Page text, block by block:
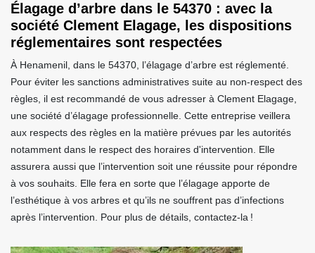
Élagage d’arbre dans le 54370 : avec la
société Clement Elagage, les dispositions
réglementaires sont respectées
À Henamenil, dans le 54370, l’élagage d’arbre est réglementé.
Pour éviter les sanctions administratives suite au non-respect des
règles, il est recommandé de vous adresser à Clement Elagage,
une société d’élagage professionnelle. Cette entreprise veillera
aux respects des règles en la matière prévues par les autorités
notamment dans le respect des horaires d'intervention. Elle
assurera aussi que l’intervention soit une réussite pour répondre
à vos souhaits. Elle fera en sorte que l’élagage apporte de
l’esthétique à vos arbres et qu’ils ne souffrent pas d’infections
après l’intervention. Pour plus de détails, contactez-la !